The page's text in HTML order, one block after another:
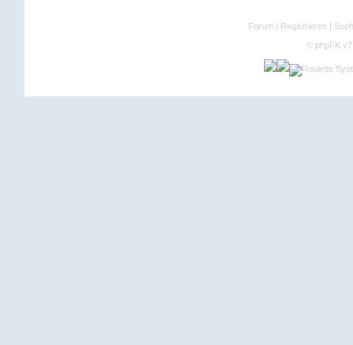
Forum | Registrieren |
© phpFK